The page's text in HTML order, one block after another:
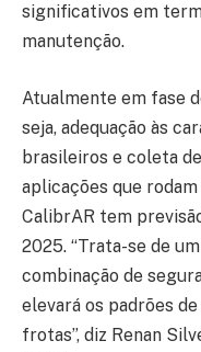
significativos em
manutenção.
Atualmente em fase
seja, adequação às
brasileiros e coleta
aplicações que
CalibrAR tem
2025. “Trata-se de
combinação de
elevará os padrões
frotas”, diz Renan